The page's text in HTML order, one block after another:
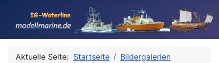
Aktuelle Seite: Startseite
Bildergalerien